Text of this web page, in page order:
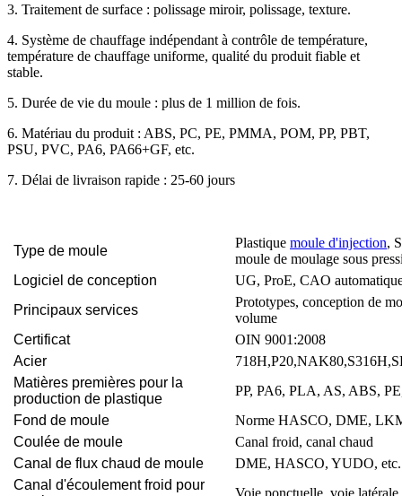
3. Traitement de surface : polissage miroir, polissage, texture.
4. Système de chauffage indépendant à contrôle de température,
température de chauffage uniforme, qualité du produit fiable et
stable.
5. Durée de vie du moule : plus de 1 million de fois.
6. Matériau du produit : ABS, PC, PE, PMMA, POM, PP, PBT,
PSU, PVC, PA6, PA66+GF, etc.
7. Délai de livraison rapide : 25-60 jours
Type de moule
Plastique moule d'injection,
moule de moulage sous
Logiciel de conception
UG, ProE, CAO
Principaux services
Prototypes, conception de
volume
Certificat
OIN 9001:2008
Acier
Matières premières pour la
production de plastique
PP, PA6, PLA, AS, ABS,
Fond de moule
Norme HASCO, DME,
Coulée de moule
Canal froid, canal chaud
Canal de flux chaud de moule
DME, HASCO, YUDO, etc.
Canal d'écoulement froid pour
Voie ponctuelle, voie